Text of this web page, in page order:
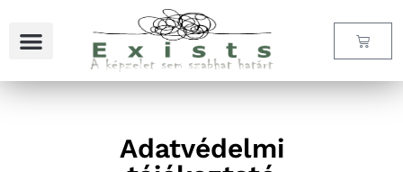
Adatvédelmi